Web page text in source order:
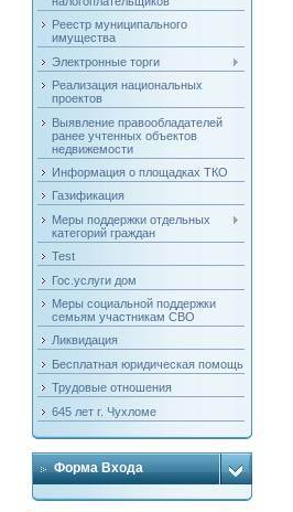
Реестр муниципального
имущества
Электронные торги
Реализация национальных
проектов
Выявление правообладателей
ранее учтенных объектов
недвижемости
Информация о площадках ТКО
Газификация
Меры поддержки отдельных
категорий граждан
Test
Гос.услуги дом
Меры социальной поддержки
семьям участникам СВО
Ликвидация
Бесплатная юридическая помощь
Трудовые отношения
645 лет г. Чухломе
Форма Входа